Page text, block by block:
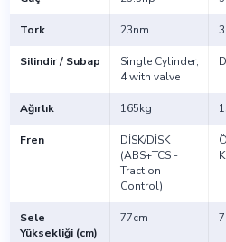
Tork 23nm.
Silindir / Subap
Single Cylinder,
4 with valve
Ağırlık 165kg
Fren
DİSK/DİSK
(ABS+TCS -
Traction
Control)
Sele
Yüksekliği (cm)
77cm